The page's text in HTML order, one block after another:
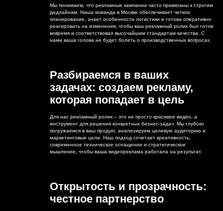
Мы понимаем, что рекламные кампании часто привязаны к строгим
дедлайнам. Наша команда в Москве обеспечивает четкое
планирование, знает особенности логистики и готова оперативно
реагировать на изменения, чтобы ваш рекламный ролик был готов
вовремя и соответствовал высочайшим стандартам качества. С
нами ваша голова не будет болеть о производственных вопросах.
Разбираемся в ваших
задачах: создаем рекламу,
которая попадает в цель
Для нас рекламный ролик – это не просто красивое видео, а
инструмент для решения конкретных бизнес-задач. Мы глубоко
погружаемся в ваш продукт, анализируем целевую аудиторию и
маркетинговые цели. Наш подход сочетает креативность,
современное техническое оснащение и стратегическое
мышление, чтобы ваша видеореклама работала на результат.
Открытость и прозрачность:
честное партнерство